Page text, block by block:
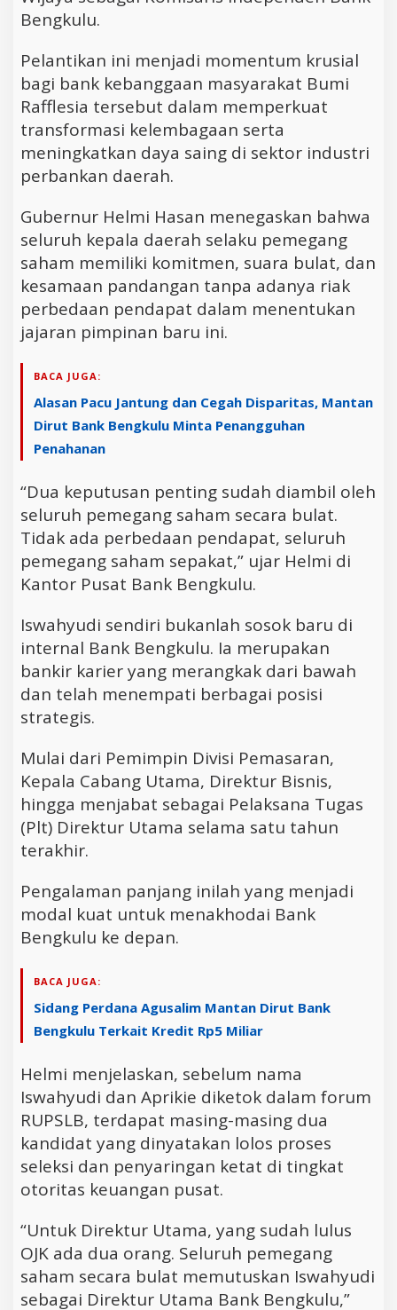
Bengkulu.
Pelantikan ini menjadi momentum krusial
bagi bank kebanggaan masyarakat Bumi
Rafflesia tersebut dalam memperkuat
transformasi kelembagaan serta
meningkatkan daya saing di sektor industri
perbankan daerah.
Gubernur Helmi Hasan menegaskan bahwa
seluruh kepala daerah selaku pemegang
saham memiliki komitmen, suara bulat, dan
kesamaan pandangan tanpa adanya riak
perbedaan pendapat dalam menentukan
jajaran pimpinan baru ini.
BACA JUGA:
Alasan Pacu Jantung dan Cegah Disparitas, Mantan
Dirut Bank Bengkulu Minta Penangguhan
Penahanan
“Dua keputusan penting sudah diambil oleh
seluruh pemegang saham secara bulat.
Tidak ada perbedaan pendapat, seluruh
pemegang saham sepakat,” ujar Helmi di
Kantor Pusat Bank Bengkulu.
Iswahyudi sendiri bukanlah sosok baru di
internal Bank Bengkulu. Ia merupakan
bankir karier yang merangkak dari bawah
dan telah menempati berbagai posisi
strategis.
Mulai dari Pemimpin Divisi Pemasaran,
Kepala Cabang Utama, Direktur Bisnis,
hingga menjabat sebagai Pelaksana Tugas
(Plt) Direktur Utama selama satu tahun
terakhir.
Pengalaman panjang inilah yang menjadi
modal kuat untuk menakhodai Bank
Bengkulu ke depan.
BACA JUGA:
Sidang Perdana Agusalim Mantan Dirut Bank
Bengkulu Terkait Kredit Rp5 Miliar
Helmi menjelaskan, sebelum nama
Iswahyudi dan Aprikie diketok dalam forum
RUPSLB, terdapat masing-masing dua
kandidat yang dinyatakan lolos proses
seleksi dan penyaringan ketat di tingkat
otoritas keuangan pusat.
“Untuk Direktur Utama, yang sudah lulus
OJK ada dua orang. Seluruh pemegang
saham secara bulat memutuskan Iswahyudi
sebagai Direktur Utama Bank Bengkulu,”